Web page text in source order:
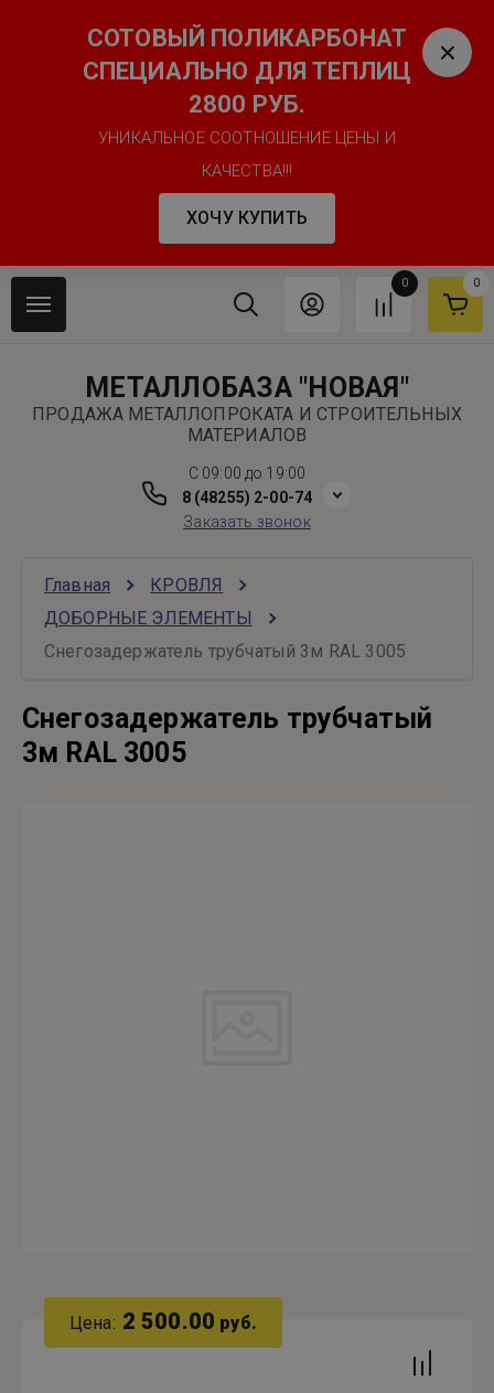
СОТОВЫЙ ПОЛИКАРБОНАТ
СПЕЦИАЛЬНО ДЛЯ ТЕПЛИЦ
2800 РУБ.
УНИКАЛЬНОЕ СООТНОШЕНИЕ ЦЕНЫ И
КАЧЕСТВА!!!
ХОЧУ КУПИТЬ
0
0
МЕТАЛЛОБАЗА "НОВАЯ"
ПРОДАЖА МЕТАЛЛОПРОКАТА И СТРОИТЕЛЬНЫХ
МАТЕРИАЛОВ
C 09:00 до 19:00
8 (48255) 2-00-74
Заказать звонок
Главная
КРОВЛЯ
ДОБОРНЫЕ ЭЛЕМЕНТЫ
Снегозадержатель трубчатый 3м RAL 3005
Снегозадержатель трубчатый
3м RAL 3005
Цена: 2 500.00 руб.